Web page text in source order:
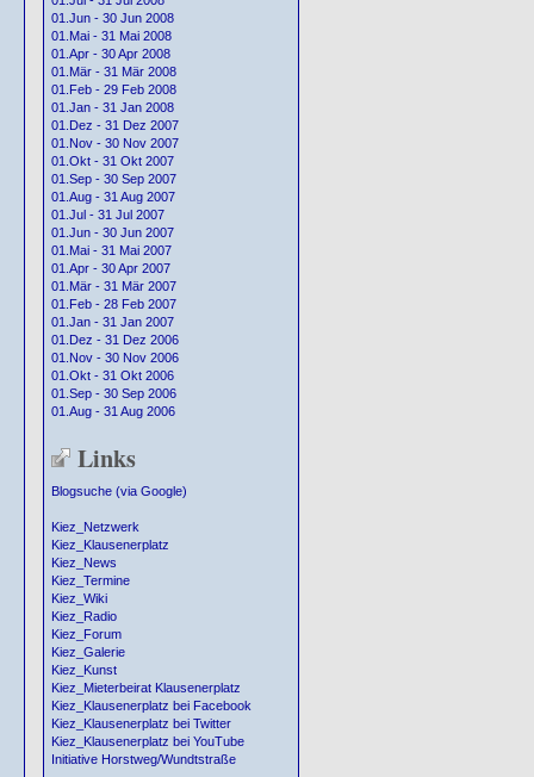
01.Jun - 30 Jun 2008
01.Mai - 31 Mai 2008
01.Apr - 30 Apr 2008
01.Mär - 31 Mär 2008
01.Feb - 29 Feb 2008
01.Jan - 31 Jan 2008
01.Dez - 31 Dez 2007
01.Nov - 30 Nov 2007
01.Okt - 31 Okt 2007
01.Sep - 30 Sep 2007
01.Aug - 31 Aug 2007
01.Jul - 31 Jul 2007
01.Jun - 30 Jun 2007
01.Mai - 31 Mai 2007
01.Apr - 30 Apr 2007
01.Mär - 31 Mär 2007
01.Feb - 28 Feb 2007
01.Jan - 31 Jan 2007
01.Dez - 31 Dez 2006
01.Nov - 30 Nov 2006
01.Okt - 31 Okt 2006
01.Sep - 30 Sep 2006
01.Aug - 31 Aug 2006
Links
Blogsuche (via Google)
Kiez_Netzwerk
Kiez_Klausenerplatz
Kiez_News
Kiez_Termine
Kiez_Wiki
Kiez_Radio
Kiez_Forum
Kiez_Galerie
Kiez_Kunst
Kiez_Mieterbeirat Klausenerplatz
Kiez_Klausenerplatz bei Facebook
Kiez_Klausenerplatz bei Twitter
Kiez_Klausenerplatz bei YouTube
Initiative Horstweg/Wundtstraße